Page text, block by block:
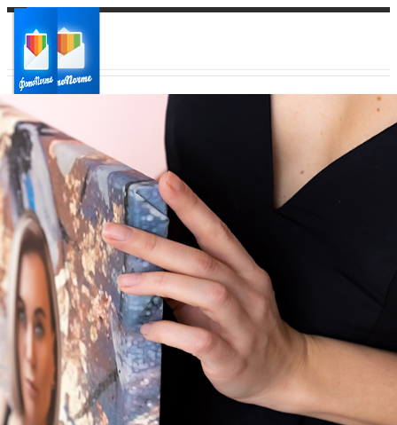
Ваш город:
Ваш регион доставки
Выберите из списка: